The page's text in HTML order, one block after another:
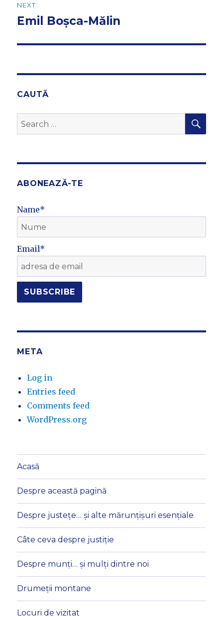
NEXT
Next
Emil Boșca-Mălin
CAUTĂ
Search
for:
ABONEAZĂ-TE
Name*
Email*
META
Log in
Entries feed
Comments feed
WordPress.org
Acasă
Despre această pagină
Despre justețe… și alte mărunțișuri esențiale
Câte ceva despre justiție
Despre munți… și mulți dintre noi
Drumeții montane
Locuri de vizitat